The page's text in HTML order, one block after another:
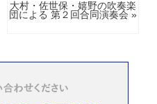
大村・佐世保・嬉野の吹奏楽
団による 第２回合同演奏会 »